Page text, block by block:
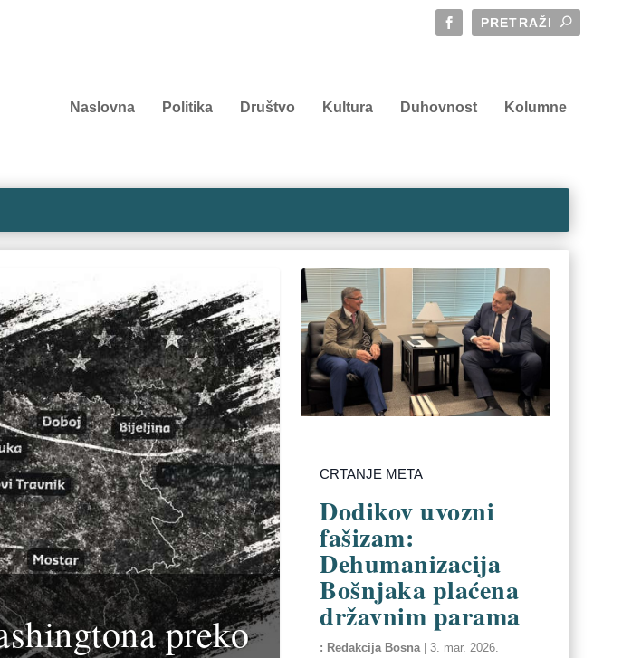
Naslovna Politika Društvo Kultura Duhovnost Kolumne
preko
CRTANJE META
Dodikov uvozni
fašizam:
Dehumanizacija
Bošnjaka plaćena
državnim parama
Redakcija Bosna |3. mar. 2026.